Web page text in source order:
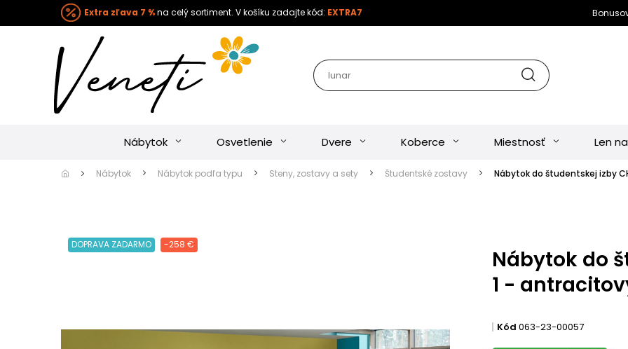
Extra zľava 7 %na celý sortiment. V košíku zadajte kód: EXTRA7
Nábytok Osvetlenie Dvere Koberce Miestnosť Len
Nábytok Nábytok podľa typu Steny, zostavy a sety Študentské zostavy Nábytok do študentskej izby
DOPRAVA ZADARMO -258 €
Nábytok do
1 -
Kód 063-23-00057